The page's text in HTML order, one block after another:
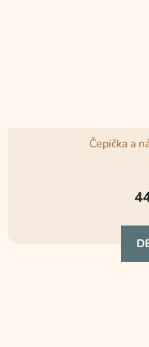
Čepička a